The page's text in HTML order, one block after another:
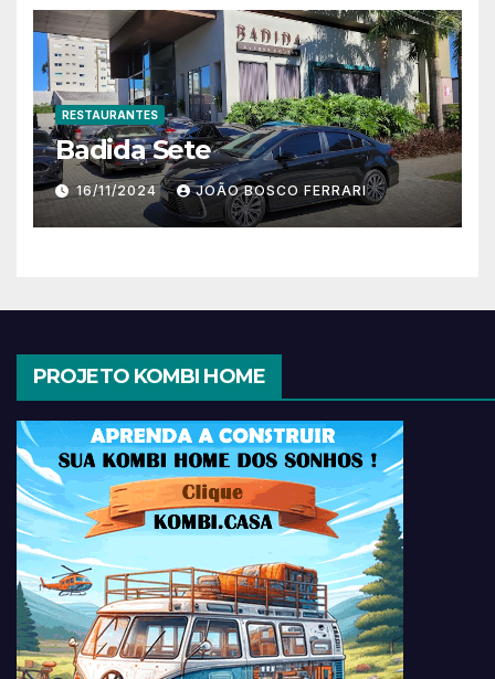
RESTAURANTES
Badida Sete
16/11/2024 JOÃO BOSCO FERRARI
PROJETO KOMBI HOME